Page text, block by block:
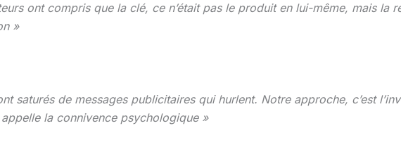
ont compris que la clé, ce n’était pas le produit en lui-même, mais la
»
saturés de messages publicitaires qui hurlent. Notre approche, c’est
appelle la connivence psychologique »